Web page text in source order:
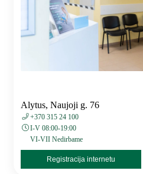
Alytus, Naujoji g. 76
+370 315 24 100
I-V 08:00-19:00
VI-VII Nedirbame
Registracija internetu